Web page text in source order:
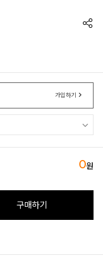
가입하기
0원
구매하기